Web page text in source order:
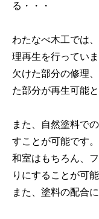
る・・・
わたなべ木工では
理再生を行っていま
欠けた部分の修理
た部分が再生可能
また、自然塗料で
すことが可能です。
和室はもちろん、
りにすることが可能
また、塗料の配合